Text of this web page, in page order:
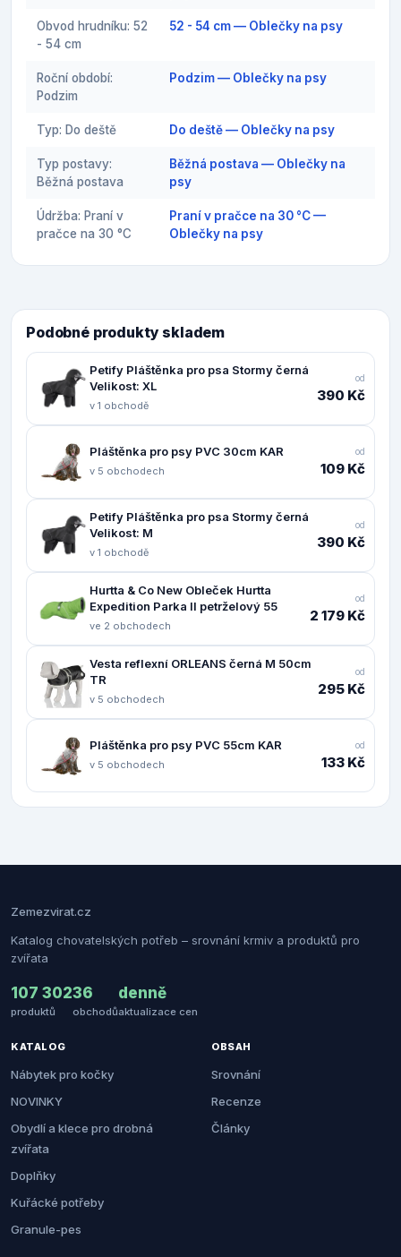
Obvod hrudníku: 52
- 54 cm
52 - 54 cm — Oblečky na psy
Roční období:
Podzim
Podzim — Oblečky na psy
Typ: Do deště Do deště — Oblečky na psy
Typ postavy:
Běžná postava
Běžná postava — Oblečky na
psy
Údržba: Praní v
pračce na 30 °C
Praní v pračce na 30 °C —
Oblečky na psy
Podobné produkty skladem
Petify Pláštěnka pro psa Stormy černá
Velikost: XL
v 1 obchodě
od
390 Kč
Pláštěnka pro psy PVC 30cm KAR
v 5 obchodech
od
109 Kč
Petify Pláštěnka pro psa Stormy černá
Velikost: M
v 1 obchodě
od
390 Kč
Hurtta & Co New Obleček Hurtta
Expedition Parka II petrželový 55
ve 2 obchodech
od
2 179 Kč
Vesta reflexní ORLEANS černá M 50cm
TR
v 5 obchodech
od
295 Kč
Pláštěnka pro psy PVC 55cm KAR
v 5 obchodech
od
133 Kč
Zemezvirat.cz
Katalog chovatelských potřeb – srovnání krmiv a produktů pro
zvířata
107 302
produktů
36
obchodů
denně
aktualizace cen
KATALOG
Nábytek pro kočky
NOVINKY
Obydlí a klece pro drobná
zvířata
Doplňky
Kuřácké potřeby
Granule-pes
OBSAH
Srovnání
Recenze
Články